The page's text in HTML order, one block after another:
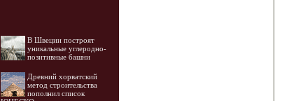
В Швеции построят
уникальные углеродно-
позитивные башни
Древний хорватский
метод строительства
пополнил список